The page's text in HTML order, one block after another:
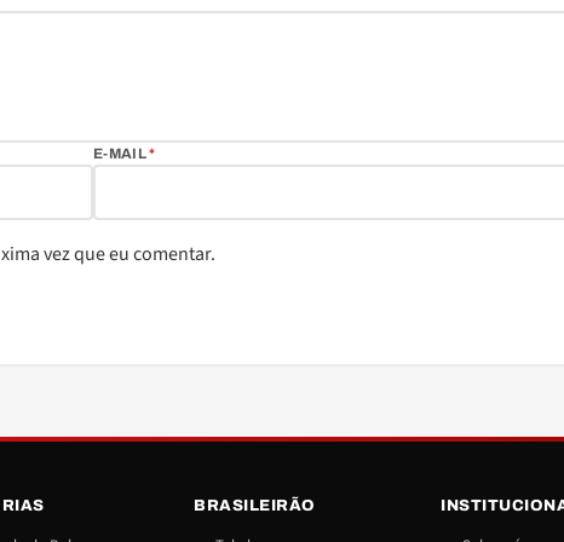
E-MAIL*
vez que eu comentar.
BRASILEIRÃO